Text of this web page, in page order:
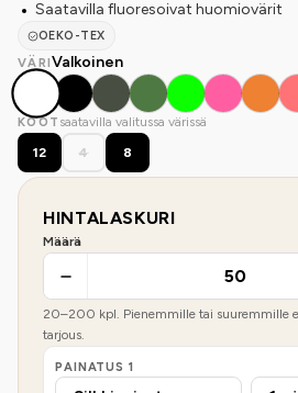
Saatavilla fluoresoivat huomiovärit
OEKO-TEX
VÄRIValkoinen
KOOT saatavilla valitussa värissä
12
4 8
HINTALASKURI
Määrä
20–200 kpl. Pienemmille tai suuremmille
tarjous.
PAINATUS 1